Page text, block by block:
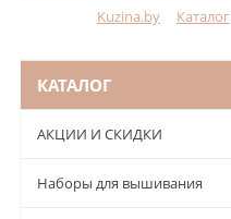
Kuzina.by Каталог
КАТАЛОГ
АКЦИИ И СКИДКИ
Наборы для вышивания